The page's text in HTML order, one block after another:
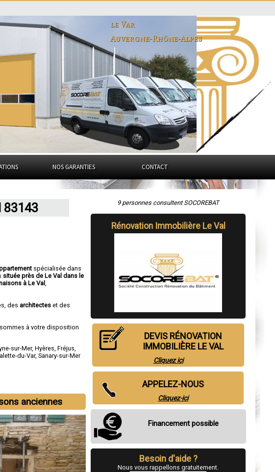
le Var
Auvergne-Rhône-Alpes
NOS GARANTIES CONTACT
83143
spécialisée dans
située près de Le Val dans le
à Le Val
des architectes et des
à votre disposition
sur-Mer,Hyères ,Fréjus
du-Var,Sanary-sur-Mer
anciennes
9 personnes consultent SOCOREBAT
Rénovation Immobilière Le Val
DEVIS RÉNOVATION
IMMOBILIÈRE LE VAL
Cliquez ici
APPELEZ-NOUS
Cliquez-ici
Financement possible
Besoin d'aide ?
Nous vous rappellons gratuitement.